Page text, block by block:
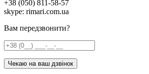
+38 (050) 811-58-57
skype: rimari.com.ua
Вам передзвонити?